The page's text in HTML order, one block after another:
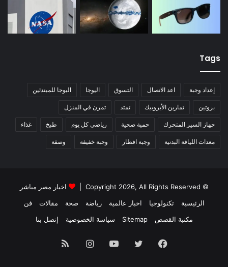
Tags
إعداد وجبة اعد الاتصال التسوق اليوجا اليوجا للمبتدئين
بروتين تمارين الأيروبيك تمتد تمرن في المنزل
جهاز السير المتحرك حمية صحية رياضي كل يوم طبخ غذاء
معدات اللياقة البدنية وجبة افطار وجبة خفيفة وصفة
© Copyright 2026, All Rights Reserved |
اخبار مصر مباشر
الرئيسية
تكنولوجيا اخبار عالمية رياضة صحة مقالات
فن
مكتبة القصص
Sitemap سياسة الخصوصية إتصل بنا
فيسبوك تويتر يوتيوب انستقرام